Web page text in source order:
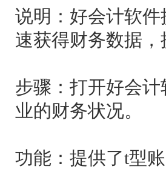
说明：好会计软
速获得财务数据
步骤：打开好会
业的财务状况。
功能：提供了t型